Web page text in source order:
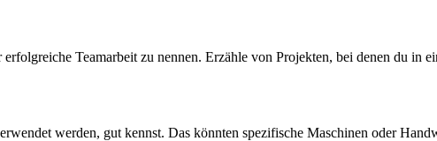
Teamarbeit zu nennen. Erzähle von Projekten, bei denen du in
werden, gut kennst. Das könnten spezifische Maschinen oder